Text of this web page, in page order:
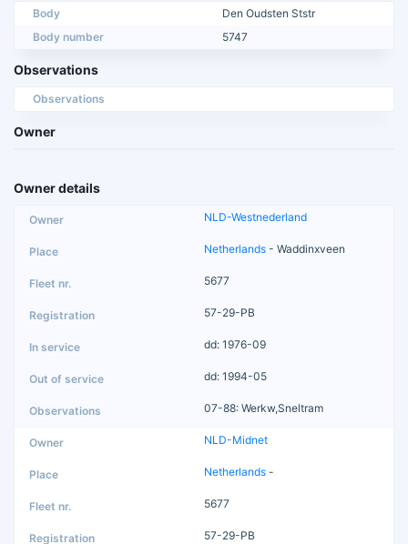
Body
Den Oudsten Ststr
Body number
5747
Observations
Observations
Owner
Owner details
NLD-Westnederland
Netherlands - Waddinxveen
5677
57-29-PB
dd: 1976-09
dd: 1994-05
07-88: Werkw,Sneltram
NLD-Midnet
Netherlands -
5677
57-29-PB